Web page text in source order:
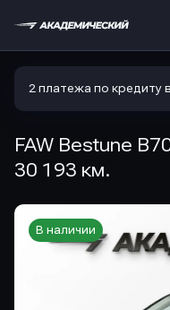
2 платежа по кредиту
FAW Bestune
30 193 км.
В наличии